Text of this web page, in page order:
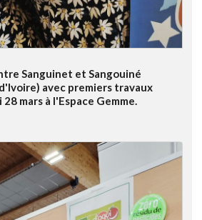
Sanguinet et Sangouiné
avec premiers travaux
mars à l'Espace Gemme.